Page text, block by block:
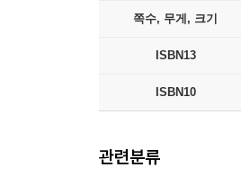
쪽수, 무게, 크기
ISBN13
ISBN10
관련분류